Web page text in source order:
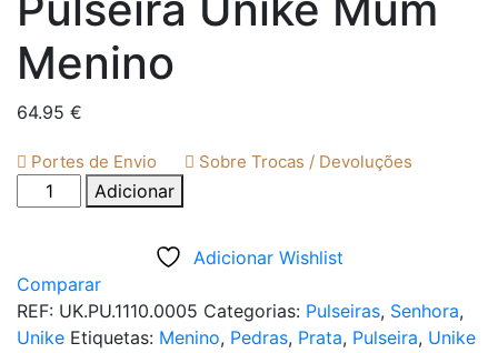
Menino
64.95 €
Portes de Envio Sobre Trocas / Devoluções
Quantidade
de
Mum
Menino
Adicionar
Adicionar Wishlist
Comparar
REF: UK.PU.1110.0005 Categorias: Pulseiras, Senhora,
Unike Etiquetas: Menino, Pedras, Prata, Pulseira, Unike